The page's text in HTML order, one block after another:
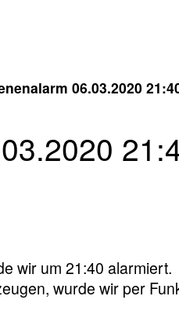
06.03.2020
wir um 21:40 alarmiert.
wurde wir per